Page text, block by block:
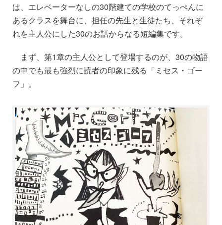
は、エレベーターなしの30階建ての学校のてっぺんに
あるクラスを舞台に、担任の先生と生徒たち、それぞ
れを主人公にした30のお話からなる短編集です。
まず、第1章の主人公として登場するのが、30の物語
の中でも最も強烈に読者の印象に残る「ミセス・ゴー
フ」。